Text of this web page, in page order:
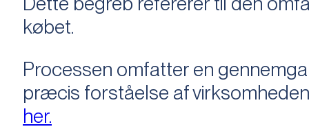
købet.
Processen omfatter en
præcis forståelse af
her.